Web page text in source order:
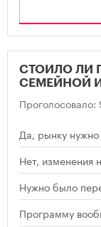
СТОИЛО ЛИ
СЕМЕЙНОЙ
Проголосовало:
Да, рынку
Нет, изменения
Нужно было
Программу